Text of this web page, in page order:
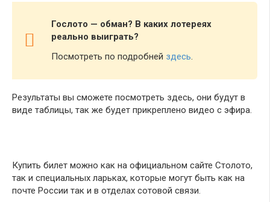
Гослото — обман? В каких лотереях
реально выиграть?
Посмотреть по подробней здесь.
Результаты вы сможете посмотреть здесь, они будут в
виде таблицы, так же будет прикреплено видео с эфира.
Купить билет можно как на официальном сайте Столото,
так и специальных ларьках, которые могут быть как на
почте России так и в отделах сотовой связи.